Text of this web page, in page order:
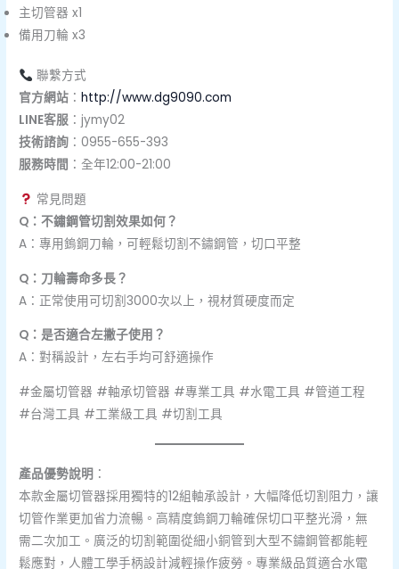
主切管器 x1
備用刀輪 x3
聯繫方式
官方網站 ：http://www.dg9090.com
LINE客服 ：jymy02
技術諮詢 ：0955-655-393
服務時間 ：全年12:00-21:00
常見問題
Q：不鏽鋼管切割效果如何？
A：專用鎢鋼刀輪，可輕鬆切割不鏽鋼管，切口平整
Q：刀輪壽命多長？
A：正常使用可切割3000次以上，視材質硬度而定
Q：是否適合左撇子使用？
A：對稱設計，左右手均可舒適操作
#金屬切管器 #軸承切管器 #專業工具 #水電工具 #管道工程
#台灣工具 #工業級工具 #切割工具
產品優勢說明 ：
本款金屬切管器採用獨特的12組軸承設計，大幅降低切割阻力，讓
切管作業更加省力流暢。高精度鎢鋼刀輪確保切口平整光滑，無
需二次加工。廣泛的切割範圍從細小銅管到大型不鏽鋼管都能輕
鬆應對，人體工學手柄設計減輕操作疲勞。專業級品質適合水電